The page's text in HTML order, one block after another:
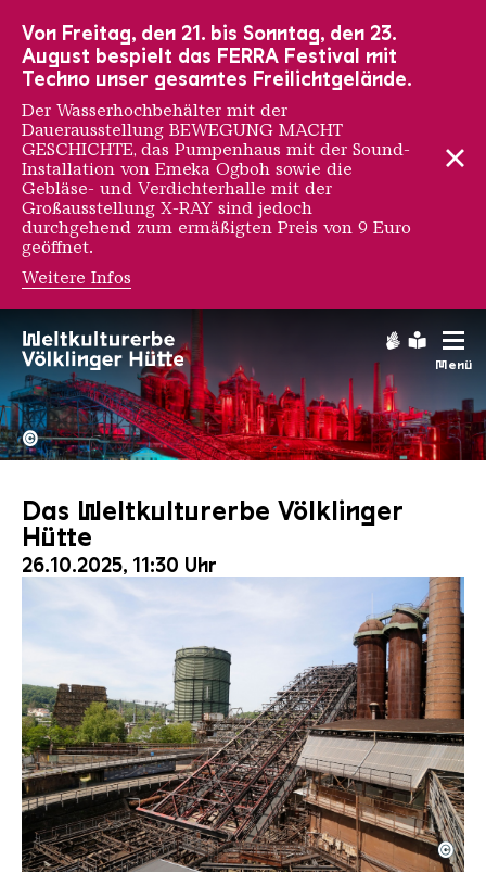
Menü
Hochofengruppe in Rot
Copyright:
©
Das Weltkulturerbe Völklinger
Hütte
26.10.2025, 11:30 Uhr
Der Erzschrägaufzug der Völklinger Hütte mit
Copyright: Weltkulturerbe Völklinger Hütte | Karl
©
Von Freitag, den 21. bis Sonntag, den 23.
August bespielt das FERRA Festival mit
Techno unser gesamtes Freilichtgelände.
Der Wasserhochbehälter mit der
Dauerausstellung BEWEGUNG MACHT
GESCHICHTE, das Pumpenhaus mit der Sound-
Installation von Emeka Ogboh sowie die
Gebläse- und Verdichterhalle mit der
Großausstellung X-RAY sind jedoch
durchgehend zum ermäßigten Preis von 9 Euro
geöffnet.
Weitere Infos